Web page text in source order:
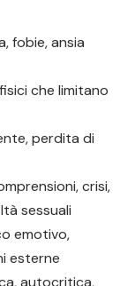
fobie, ansia
che limitano
perdita di
crisi,
sessuali
emotivo,
esterne
autocritica,